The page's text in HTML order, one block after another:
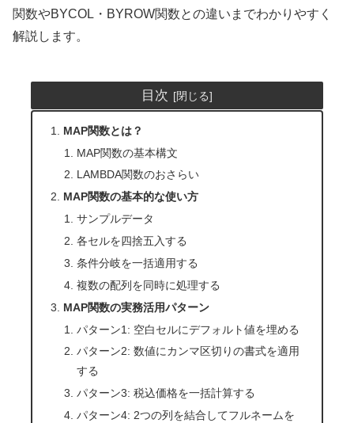
関数やBYCOL・BYROW関数との違いまでわかりやすく
解説します。
目次
MAP関数とは？
MAP関数の基本構文
LAMBDA関数のおさらい
MAP関数の基本的な使い方
サンプルデータ
各セルを四捨五入する
条件分岐を一括適用する
複数の配列を同時に処理する
MAP関数の実務活用パターン
パターン1: 空白セルにデフォルト値を埋める
パターン2: 数値にカンマ区切りの書式を適用
する
パターン3: 税込価格を一括計算する
パターン4: 2つの列を結合してフルネームを